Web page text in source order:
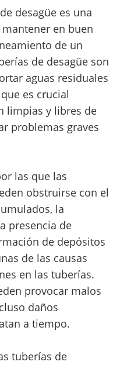
desagüe es una
en buen
de un
de desagüe son
aguas residuales
es crucial
limpias y libres de
problemas graves
las que las
obstruirse con el
la
presencia de
de depósitos
de las causas
en las tuberías.
provocar malos
daños
a tiempo.
tuberías de